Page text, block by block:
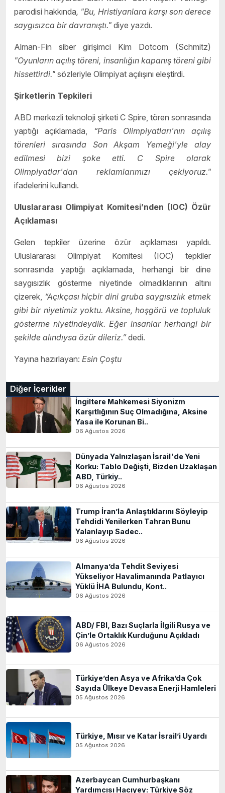
parodisi hakkında, "Bu, Hristiyanlara karşı son derece
saygısızca bir davranıştı." diye yazdı.
Alman-Fin siber girişimci Kim Dotcom (Schmitz)
"Oyunların açılış töreni, insanlığın kapanış töreni gibi
hissettirdi." sözleriyle Olimpiyat açılışını eleştirdi.
Şirketlerin Tepkileri
ABD merkezli teknoloji şirketi C Spire, tören sonrasında
yaptığı açıklamada, “Paris Olimpiyatları'nın açılış
törenleri sırasında Son Akşam Yemeği'yle alay
edilmesi bizi şoke etti. C Spire olarak
Olimpiyatlar'dan reklamlarımızı çekiyoruz."
ifadelerini kullandı.
Uluslararası Olimpiyat Komitesi’nden (IOC) Özür
Açıklaması
Gelen tepkiler üzerine özür açıklaması yapıldı.
Uluslararası Olimpiyat Komitesi (IOC) tepkiler
sonrasında yaptığı açıklamada, herhangi bir dine
saygısızlık gösterme niyetinde olmadıklarının altını
çizerek, “Açıkçası hiçbir dini gruba saygısızlık etmek
gibi bir niyetimiz yoktu. Aksine, hoşgörü ve topluluk
gösterme niyetindeydik. Eğer insanlar herhangi bir
şekilde alındıysa özür dileriz.”dedi.
Yayına hazırlayan: Esin Çoştu
Diğer İçerikler
İngiltere Mahkemesi Siyonizm
Karşıtlığının Suç Olmadığına, Aksine
Yasa ile Korunan Bi..
06 Ağustos 2026
Dünyada Yalnızlaşan İsrail'de Yeni
Korku: Tablo Değişti, Bizden Uzaklaşan
ABD, Türkiy..
06 Ağustos 2026
Trump İran’la Anlaştıklarını Söyleyip
Tehdidi Yenilerken Tahran Bunu
Yalanlayıp Sadec..
06 Ağustos 2026
Almanya’da Tehdit Seviyesi
Yükseliyor Havalimanında Patlayıcı
Yüklü İHA Bulundu, Kont..
06 Ağustos 2026
ABD/ FBI, Bazı Suçlarla İlgili Rusya ve
Çin’le Ortaklık Kurduğunu Açıkladı
06 Ağustos 2026
Türkiye’den Asya ve Afrika’da Çok
Sayıda Ülkeye Devasa Enerji Hamleleri
05 Ağustos 2026
Türkiye, Mısır ve Katar İsrail’i Uyardı
05 Ağustos 2026
Azerbaycan Cumhurbaşkanı
Yardımcısı Hacıyev: Türkiye Söz